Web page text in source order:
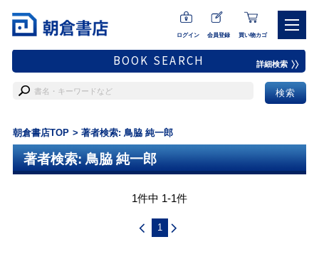
ログイン 会員登録 買い物カゴ
BOOK SEARCH 詳細検索
朝倉書店TOP 著者検索: 鳥脇 純一郎
著者検索: 鳥脇 純一郎
1件中 1-1件
1